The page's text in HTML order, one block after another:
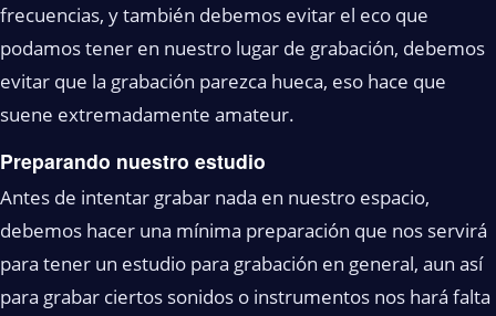
frecuencias, y también debemos evitar el eco que
podamos tener en nuestro lugar de grabación, debemos
evitar que la grabación parezca hueca, eso hace que
suene extremadamente amateur.
Preparando nuestro estudio
Antes de intentar grabar nada en nuestro espacio,
debemos hacer una mínima preparación que nos servirá
para tener un estudio para grabación en general, aun así
para grabar ciertos sonidos o instrumentos nos hará falta